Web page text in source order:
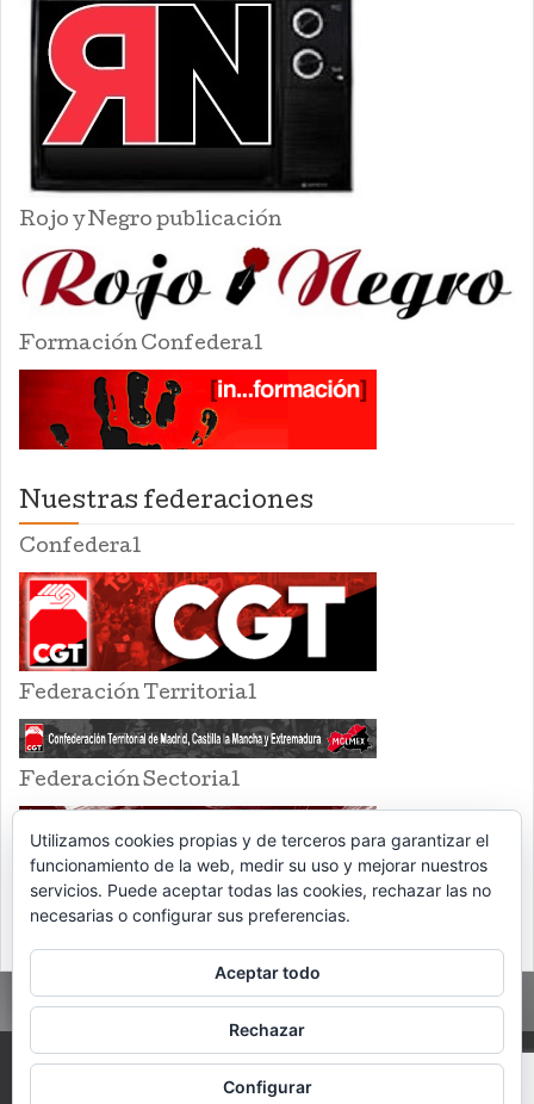
Rojo y Negro publicación
Formación Confederal
Nuestras federaciones
Confederal
Federación Territorial
Federación Sectorial
PROUDLY POWERED BY WORDPRESS THEME: EVENTBRITE SINGLE EVENT
Utilizamos cookies propias y de terceros para garantizar el
funcionamiento de la web, medir su uso y mejorar nuestros
servicios. Puede aceptar todas las cookies, rechazar las no
necesarias o configurar sus preferencias.
Aceptar todo
Rechazar
Configurar